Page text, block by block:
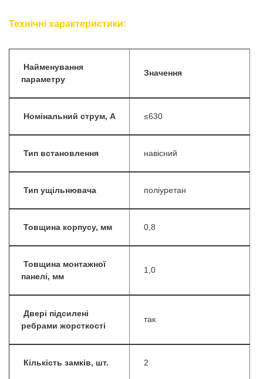
Технічні характеристики:
Найменування
параметру
Значення
Номінальний струм, А ≤630
Тип встановлення навісний
Тип ущільнювача поліуретан
Товщина корпусу, мм 0,8
Товщина монтажної
панелі, мм
1,0
Двері підсилені
ребрами жорсткості
так
Кількість замків, шт. 2